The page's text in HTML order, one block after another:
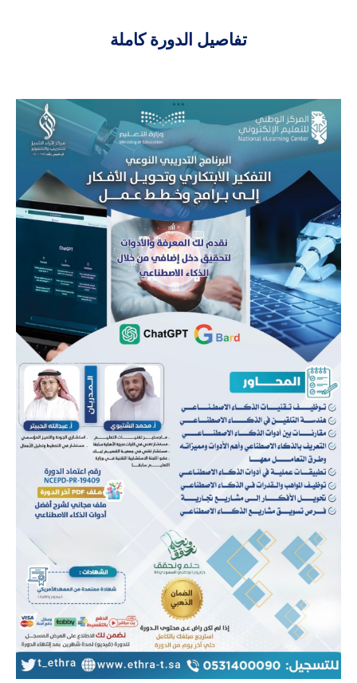
تفاصيل الدورة كاملة